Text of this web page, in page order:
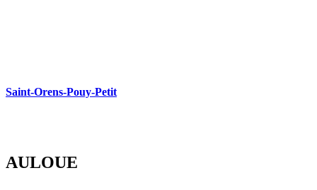
Saint-Orens-Pouy-Petit
AULOUE